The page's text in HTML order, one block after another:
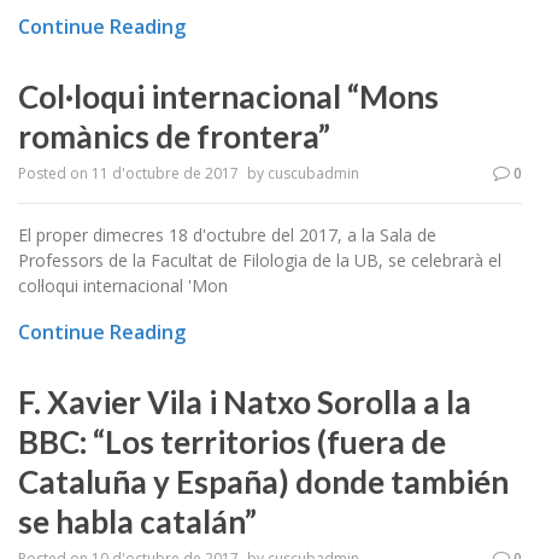
Continue Reading
Col·loqui internacional “Mons
romànics de frontera”
Posted on 11 d'octubre de 2017 by cuscubadmin 0
El proper dimecres 18 d'octubre del 2017, a la Sala de
Professors de la Facultat de Filologia de la UB, se celebrarà el
col·loqui internacional 'Mon
Continue Reading
F. Xavier Vila i Natxo Sorolla a la
BBC: “Los territorios (fuera de
Cataluña y España) donde también
se habla catalán”